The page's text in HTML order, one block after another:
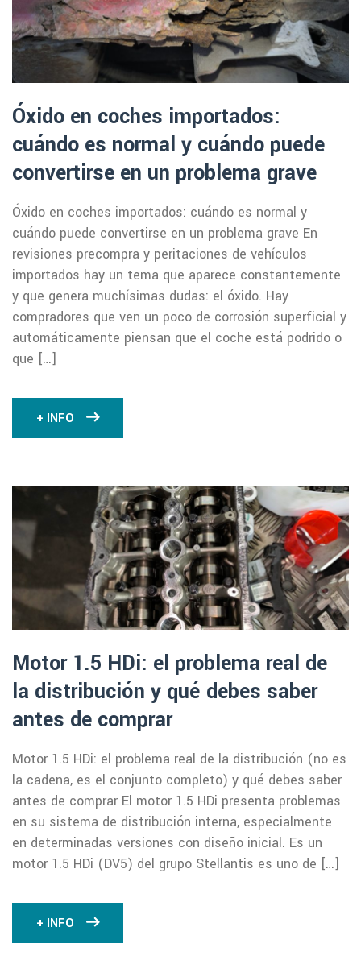
Óxido en coches importados:
cuándo es normal y cuándo puede
convertirse en un problema grave
Óxido en coches importados: cuándo es normal y
cuándo puede convertirse en un problema grave En
revisiones precompra y peritaciones de vehículos
importados hay un tema que aparece constantemente
y que genera muchísimas dudas: el óxido. Hay
compradores que ven un poco de corrosión superficial y
automáticamente piensan que el coche está podrido o
que […]
+ INFO
Motor 1.5 HDi: el problema real de
la distribución y qué debes saber
antes de comprar
Motor 1.5 HDi: el problema real de la distribución (no es
la cadena, es el conjunto completo) y qué debes saber
antes de comprar El motor 1.5 HDi presenta problemas
en su sistema de distribución interna, especialmente
en determinadas versiones con diseño inicial. Es un
motor 1.5 HDi (DV5) del grupo Stellantis es uno de […]
+ INFO